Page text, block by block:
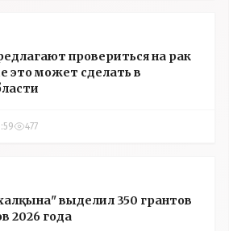
провериться на рак
это может сделать в
477
выделил 350 грантов
2026 года